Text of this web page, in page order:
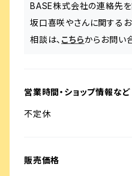
BASE株式会社の連絡先を
坂口喜咲やさんに関する
相談は、 こちらからお問い
営業時間・ショップ情報など
不定休
販売価格